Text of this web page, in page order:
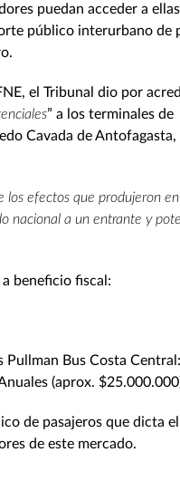
puedan acceder a
público interurbano de
el Tribunal dio por
” a los terminales de
Cavada de Antofagasta,
los efectos que produjeron
nacional a un entrante y
beneficio fiscal:
Pullman Bus Costa
(aprox.
de pasajeros que dicta el
de este mercado.